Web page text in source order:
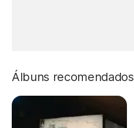
Álbuns recomendados